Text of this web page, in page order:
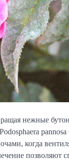
нежные
pannosa
когда
позволяют